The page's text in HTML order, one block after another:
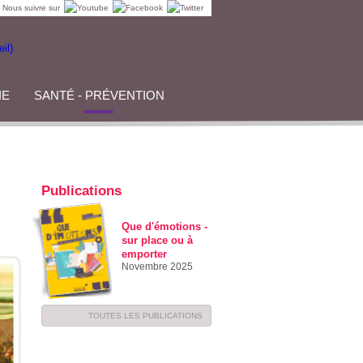
Nous suivre sur
SANTÉ - PRÉVENTION
Publications
Que d'émotions -
sur place ou à
emporter
Novembre 2025
TOUTES LES PUBLICATIONS